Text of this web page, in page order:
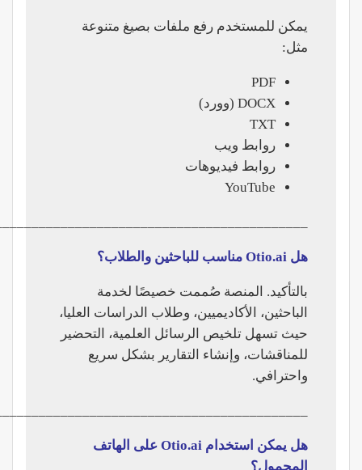
يمكن للمستخدم رفع ملفات بصيغ متنوعة
مثل:
PDF
DOCX (وورد)
TXT
روابط ويب
روابط فيديوهات
YouTube
هل Otio.ai مناسب للباحثين والطلاب؟
بالتأكيد. المنصة صُممت خصيصًا لخدمة
الباحثين، الأكاديميين، وطلاب الدراسات العليا،
حيث تسهل تلخيص الرسائل العلمية، التحضير
للمناقشات، وإنشاء التقارير بشكل سريع
واحترافي.
هل يمكن استخدام Otio.ai على الهاتف
المحمول؟